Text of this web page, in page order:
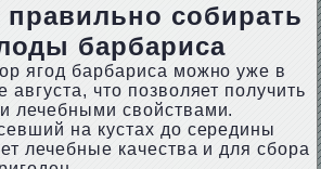
правильно собирать
барбариса
ягод барбариса можно уже в
августа, что позволяет получить
лечебными свойствами.
на кустах до середины
лечебные качества и для сбора